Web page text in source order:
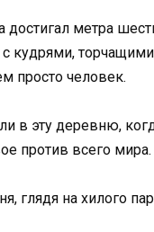
метра
просто человек.
в эту деревню,
против всего мира.
глядя на хилого